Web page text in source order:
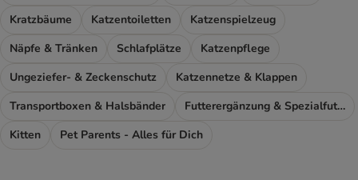
Kratzbäume
Katzentoiletten
Katzenspielzeug
Näpfe & Tränken
Schlafplätze
Katzenpflege
Ungeziefer- & Zeckenschutz
Katzennetze & Klappen
Transportboxen & Halsbänder
Futterergänzung & Spezialfutter
Kitten
Pet Parents - Alles für Dich